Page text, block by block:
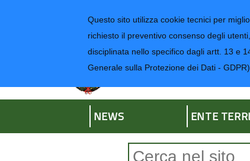
Questo sito utilizza cookie tecnici per
richiesto il preventivo consenso degli
disciplinata nello specifico dagli artt. 13 e
Generale sulla Protezione dei Dati -
Regione Liguria
Provincia di
NEWS ENTE